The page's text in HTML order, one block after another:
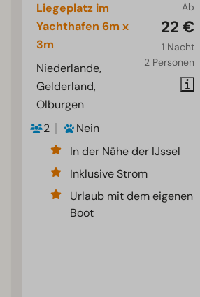
Ab
22 €
1 Nacht
2 Personen
Liegeplatz im
Yachthafen 6m x
3m
Niederlande,
Gelderland,
Olburgen
2
Nein
In der Nähe der IJssel
Inklusive Strom
Urlaub mit dem eigenen
Boot